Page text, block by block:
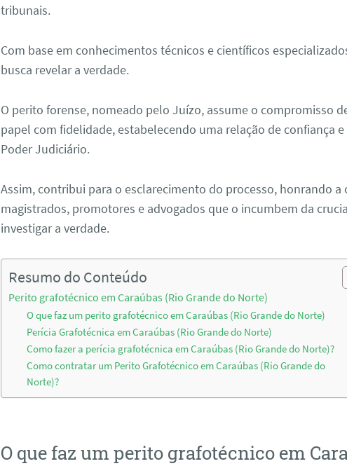
tribunais.
Com base em conhecimentos técnicos e científicos
busca revelar a verdade.
O perito forense, nomeado pelo Juízo, assume o compromisso
papel com fidelidade, estabelecendo uma relação de confiança
Poder Judiciário.
Assim, contribui para o esclarecimento do processo, honrando a
magistrados, promotores e advogados que o incumbem da
investigar a verdade.
Resumo do Conteúdo
Perito grafotécnico em Caraúbas (Rio Grande do Norte)
O que faz um perito grafotécnico em Caraúbas (Rio Grande do Norte)
Perícia Grafotécnica em Caraúbas (Rio Grande do Norte)
Como fazer a perícia grafotécnica em Caraúbas (Rio Grande do Norte)?
Como contratar um Perito Grafotécnico em Caraúbas (Rio Grande do
Norte)?
O que faz um perito grafotécnico em